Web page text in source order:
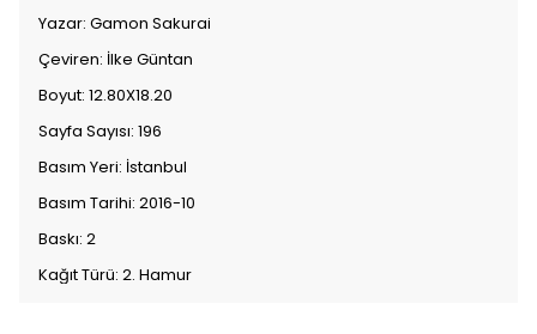
Yazar: Gamon Sakurai
Çeviren: İlke Güntan
Boyut: 12.80X18.20
Sayfa Sayısı: 196
Basım Yeri: İstanbul
Basım Tarihi: 2016-10
Baskı: 2
Kağıt Türü: 2. Hamur